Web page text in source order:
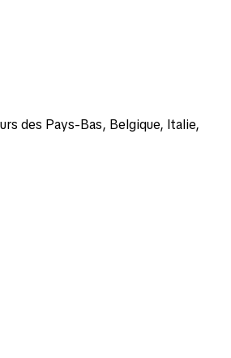
des Pays-Bas, Belgique, Italie,